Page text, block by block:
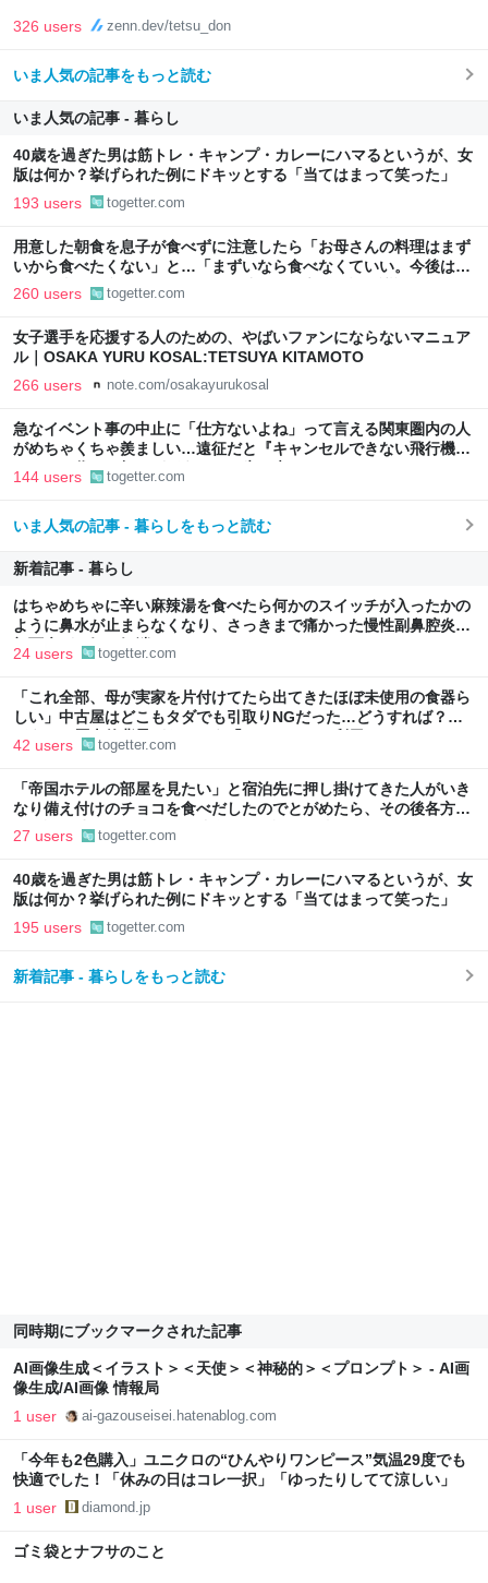
326 users zenn.dev/tetsu_don
いま人気の記事をもっと読む
いま人気の記事 - 暮らし
40歳を過ぎた男は筋トレ・キャンプ・カレーにハマるというが、女
版は何か？挙げられた例にドキッとする「当てはまって笑った」
193 users togetter.com
用意した朝食を息子が食べずに注意したら「お母さんの料理はまず
いから食べたくない」と…「まずいなら食べなくていい。今後は自
分で食事を用意しなさい。お金は渡す」と言った話が議論に
260 users togetter.com
女子選手を応援する人のための、やばいファンにならないマニュア
ル｜OSAKA YURU KOSAL:TETSUYA KITAMOTO
266 users note.com/osakayurukosal
急なイベント事の中止に「仕方ないよね」って言える関東圏内の人
がめちゃくちゃ羨ましい…遠征だと『キャンセルできない飛行機代
とホテル代』の怒りがどうしても先に来る
144 users togetter.com
いま人気の記事 - 暮らしをもっと読む
新着記事 - 暮らし
はちゃめちゃに辛い麻辣湯を食べたら何かのスイッチが入ったかの
ように鼻水が止まらなくなり、さっきまで痛かった慢性副鼻腔炎の
顔面痛が一気に解消した
24 users togetter.com
「これ全部、母が実家を片付けてたら出てきたほぼ未使用の食器ら
しい」中古屋はどこもタダでも引取りNGだった…どうすれば？→
どうやら歴史的背景がありそう「ジモティーを利用しては？」
42 users togetter.com
「帝国ホテルの部屋を見たい」と宿泊先に押し掛けてきた人がいき
なり備え付けのチョコを食べだしたのでとがめたら、その後各方面
に呪詛を吐かれまくった→残念な体験談に同情集まる
27 users togetter.com
40歳を過ぎた男は筋トレ・キャンプ・カレーにハマるというが、女
版は何か？挙げられた例にドキッとする「当てはまって笑った」
195 users togetter.com
新着記事 - 暮らしをもっと読む
同時期にブックマークされた記事
AI画像生成＜イラスト＞＜天使＞＜神秘的＞＜プロンプト＞ - AI画
像生成/AI画像 情報局
1 user ai-gazouseisei.hatenablog.com
「今年も2色購入」ユニクロの“ひんやりワンピース”気温29度でも
快適でした！「休みの日はコレ一択」「ゆったりしてて涼しい」
1 user diamond.jp
ゴミ袋とナフサのこと